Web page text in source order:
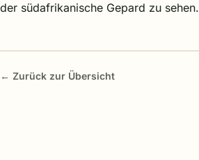
der südafrikanische Gepard zu sehen.
← Zurück zur Übersicht